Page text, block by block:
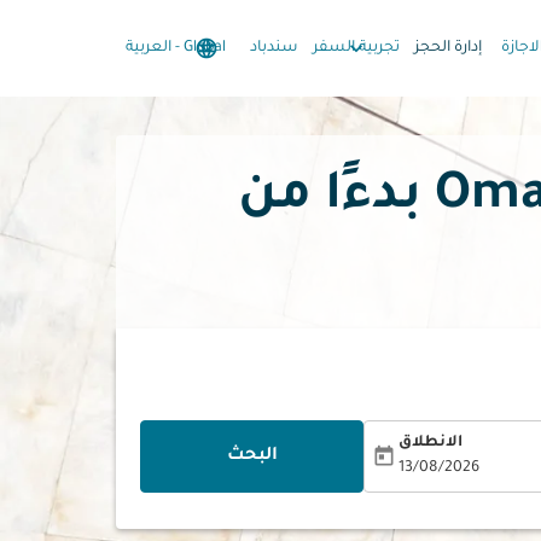
إدارة الحجز تجربية السفر
keyboard_arrow_down سندباد language
Global
- العربية keyboard_arrow_down
الانطلاق
13/08/2026
today البحث